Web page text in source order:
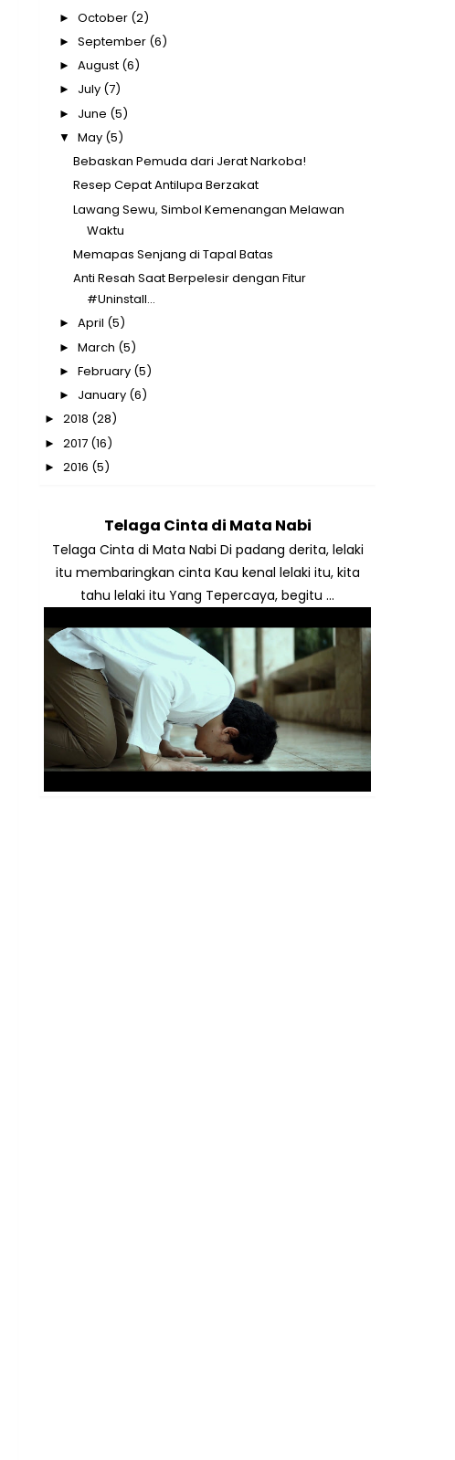
► October (2)
► September (6)
► August (6)
► July (7)
► June (5)
▼ May (5)
Bebaskan Pemuda dari Jerat Narkoba!
Resep Cepat Antilupa Berzakat
Lawang Sewu, Simbol Kemenangan Melawan
Waktu
Memapas Senjang di Tapal Batas
Anti Resah Saat Berpelesir dengan Fitur
#Uninstall...
► April (5)
► March (5)
► February (5)
► January (6)
► 2018 (28)
► 2017 (16)
► 2016 (5)
Telaga Cinta di Mata Nabi
Telaga Cinta di Mata Nabi Di padang derita, lelaki
itu membaringkan cinta Kau kenal lelaki itu, kita
tahu lelaki itu Yang Tepercaya, begitu ...